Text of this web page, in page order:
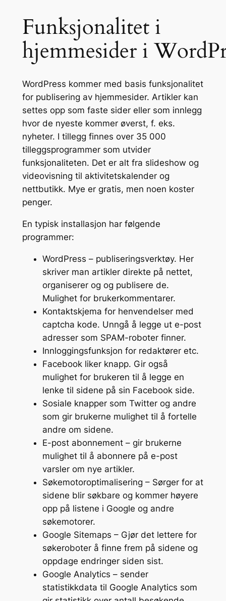
Funksjonalitet i
hjemmesider i
WordPress kommer med basis funksjonalitet
for publisering av hjemmesider. Artikler kan
settes opp som faste sider eller som innlegg
hvor de nyeste kommer øverst, f. eks.
nyheter. I tillegg finnes over 35 000
tilleggsprogrammer som utvider
funksjonaliteten. Det er alt fra slideshow og
videovisning til aktivitetskalender og
nettbutikk. Mye er gratis, men noen koster
penger.
En typisk installasjon har følgende
programmer:
WordPress – publiseringsverktøy. Her
skriver man artikler direkte på nettet,
organiserer og og publisere de.
Mulighet for brukerkommentarer.
Kontaktskjema for henvendelser med
captcha kode. Unngå å legge ut e-post
adresser som SPAM-roboter finner.
Innloggingsfunksjon for redaktører etc.
Facebook liker knapp. Gir også
mulighet for brukeren til å legge en
lenke til sidene på sin Facebook side.
Sosiale knapper som Twitter og andre
som gir brukerne mulighet til å fortelle
andre om sidene.
E-post abonnement – gir brukerne
mulighet til å abonnere på e-post
varsler om nye artikler.
Søkemotoroptimalisering – Sørger for at
sidene blir søkbare og kommer høyere
opp på listene i Google og andre
søkemotorer.
Google Sitemaps – Gjør det lettere for
søkeroboter å finne frem på sidene og
oppdage endringer siden sist.
Google Analytics – sender
statistikkdata til Google Analytics som